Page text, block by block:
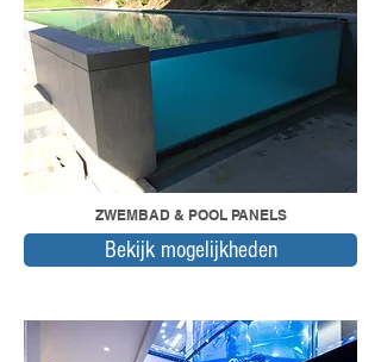
ZWEMBAD & POOL PANELS
Bekijk mogelijkheden